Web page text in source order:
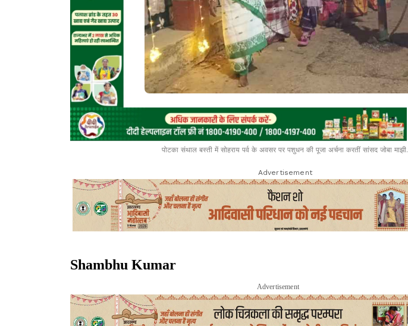
पोटका संथाल बस्ती में सोहराय पर्व के अवसर पर पशुधन की पूजा अर्चना करतीं सांसद जोबा माझी.
Advertisement
Shambhu Kumar
Advertisement